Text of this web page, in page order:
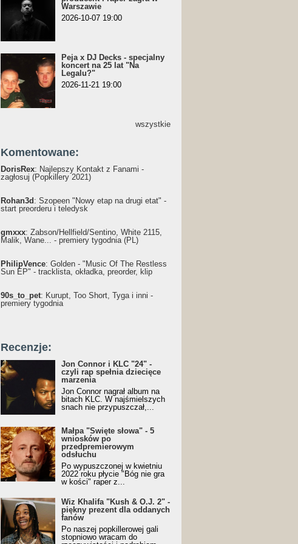
Warszawie
2026-10-07 19:00
Peja x DJ Decks - specjalny
koncert na 25 lat "Na
Legalu?"
2026-11-21 19:00
wszystkie
Komentowane:
DorisRex: Najlepszy Kontakt z Fanami -
zagłosuj (Popkillery 2021)
Rohan3d : Szopeen "Nowy etap na drugi etat" -
start preorderu i teledysk
gmxxx: Żabson/Hellfield/Sentino, White 2115,
Malik, Wane... - premiery tygodnia (PL)
PhilipVence: Golden - "Music Of The Restless
Sun EP" - tracklista, okładka, preorder, klip
90s_to_pet: Kurupt, Too Short, Tyga i inni -
premiery tygodnia
Recenzje:
Jon Connor i KLC "24" -
czyli rap spełnia dziecięce
marzenia
Jon Connor nagrał album na
bitach KLC. W najśmielszych
snach nie przypuszczał,...
Małpa "Święte słowa" - 5
wniosków po
przedpremierowym
odsłuchu
Po wypuszczonej w kwietniu
2022 roku płycie "Bóg nie gra
w kości" raper z...
Wiz Khalifa "Kush & O.J. 2" -
piękny prezent dla oddanych
fanów
Po naszej popkillerowej gali
stopniowo wracam do